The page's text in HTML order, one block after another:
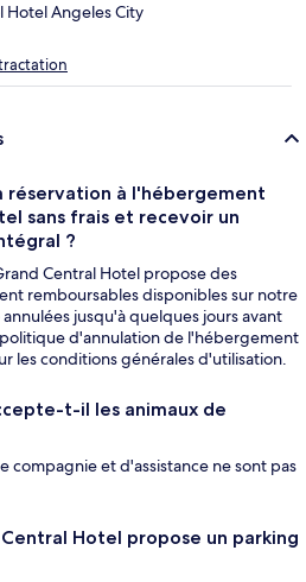
Hotel Angeles City
réservation à l'hébergement
sans frais et recevoir un
?
Central Hotel propose des
remboursables disponibles sur notre
jusqu'à quelques jours avant
politique d'annulation de l'hébergement
les conditions générales d'utilisation.
t-il les animaux de
compagnie et d'assistance ne sont pas
Hotel propose un parking